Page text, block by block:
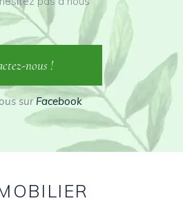
nous !
surFacebook